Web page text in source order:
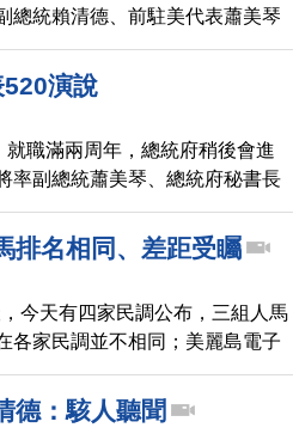
總統賴清德、前駐美代表蕭美琴
媒體人趙少康；民眾黨由黨主席
12月將有三場總統電視政見發
麗島電子報》21至23日調查在
哲25.2％排名老三。
演說
職滿兩周年，總統府稍後會進
率副總統蕭美琴、總統府秘書長
排名相同、差距受矚
今天有四家民調公布，三組人馬
各家民調並不相同；美麗島電子
％，侯趙配以28.7％居次，雙方
18.4％；另外，台灣民意基金
贏侯趙配四個百分點左右；而
德：駭人聽聞